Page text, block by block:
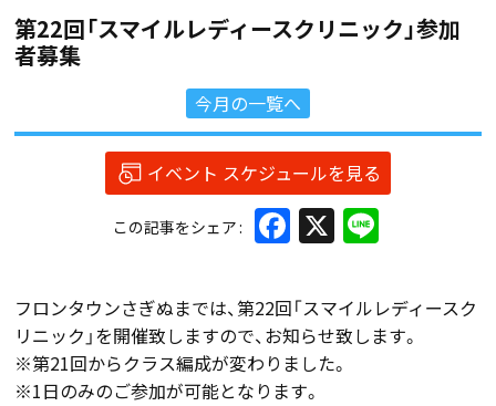
第22回「スマイルレディースクリニック」参加
者募集
今月の一覧へ
イベント スケジュールを見る
この記事をシェア Facebook
X
フロンタウンさぎぬまでは、第22回「スマイルレディースク
リニック」を開催致しますので、お知らせ致します。
※第21回からクラス編成が変わりました。
※1日のみのご参加が可能となります。